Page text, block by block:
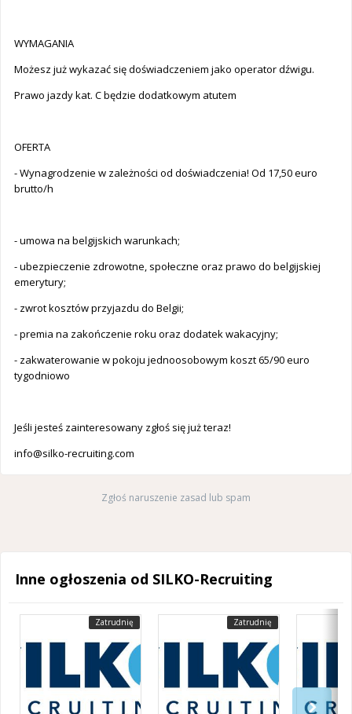
WYMAGANIA
Możesz już wykazać się doświadczeniem jako operator dźwigu.
Prawo jazdy kat. C będzie dodatkowym atutem
OFERTA
- Wynagrodzenie w zależności od doświadczenia! Od 17,50 euro
brutto/h
- umowa na belgijskich warunkach;
- ubezpieczenie zdrowotne, społeczne oraz prawo do belgijskiej
emerytury;
- zwrot kosztów przyjazdu do Belgii;
- premia na zakończenie roku oraz dodatek wakacyjny;
- zakwaterowanie w pokoju jednoosobowym koszt 65/90 euro
tygodniowo
Jeśli jesteś zainteresowany zgłoś się już teraz!
info@silko-recruiting.com
Zgłoś naruszenie zasad lub spam
Inne ogłoszenia od SILKO-Recruiting
Zatrudnię Zatrudnię